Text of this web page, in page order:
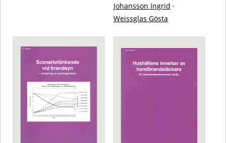
Johansson Ingrid ·
Weissglas Gösta